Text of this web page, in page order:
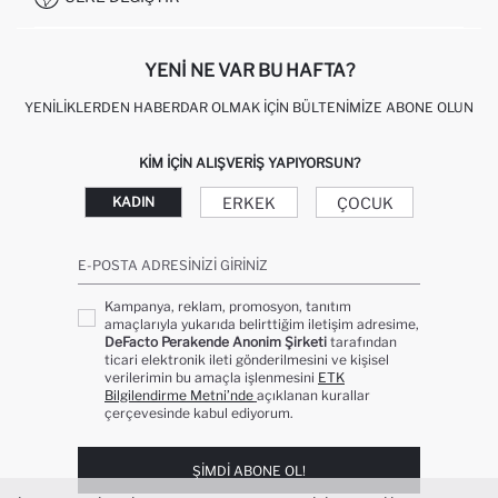
YENI NE VAR BU HAFTA?
YENILIKLERDEN HABERDAR OLMAK İÇIN BÜLTENIMIZE ABONE OLUN
KIM IÇIN ALIŞVERIŞ YAPIYORSUN?
KADIN ERKEK ÇOCUK
E-POSTA ADRESINIZI GIRINIZ
Kampanya, reklam, promosyon, tanıtım
amaçlarıyla yukarıda belirttiğim iletişim adresime,
DeFacto Perakende Anonim Şirketi tarafından
ticari elektronik ileti gönderilmesini ve kişisel
verilerimin bu amaçla işlenmesini ETK
Bilgilendirme Metni’nde açıklanan kurallar
çerçevesinde kabul ediyorum.
ŞIMDI ABONE OL!